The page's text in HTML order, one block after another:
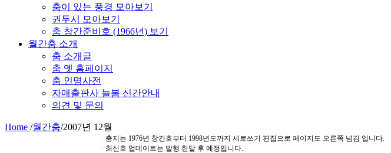
춤이 있는 풍경 모아보기
권두시 모아보기
춤 창간준비호 (1966년) 보기
월간춤 소개
춤 소개글
춤 옛 홈페이지
춤 인명사전
자매출판사 늘봄 신간안내
의견 및 문의
Home /월간춤/2007년 12월
· 춤지는 1976년 창간호부터 1998년도까지 세로쓰기 편집으로 페이지도 오른쪽 넘김 입니다.
· 최신호 업데이트는 발행 한달 후 예정입니다.